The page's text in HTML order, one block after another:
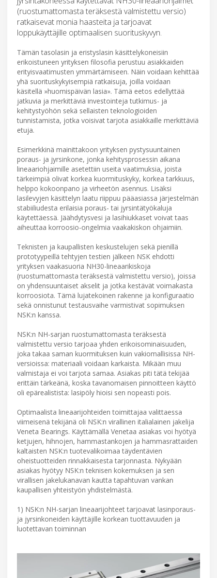
(ruostumattomasta teräksestä valmistettu versio)
ratkaisevat monia haasteita ja tarjoavat
loppukäyttäjille optimaalisen suorituskyvyn.
Tämän tasolasin ja eristyslasin käsittelykoneisiin
erikoistuneen yrityksen filosofia perustuu asiakkaiden
erityisvaatimusten ymmärtämiseen. Näin voidaan kehittää
yhä suorituskykyisempiä ratkaisuja, joilla voidaan
käsitellä »huomispäivän lasia». Tämä eetos edellyttää
jatkuvia ja merkittäviä investointeja tutkimus- ja
kehitystyöhön sekä sellaisten teknologioiden
tunnistamista, jotka voisivat tarjota asiakkaille merkittäviä
etuja.
Esimerkkinä mainittakoon yrityksen pystysuuntainen
poraus- ja jyrsinkone, jonka kehitysprosessin aikana
lineaariohjaimille asetettiin useita vaatimuksia, joista
tärkeimpiä olivat korkea kuormituskyky, korkea tarkkuus,
helppo kokoonpano ja virheetön asennus. Lisäksi
lasilevyjen käsittelyn laatu riippuu pääasiassa järjestelmän
stabiiliudesta erilaisia poraus- tai jyrsintätyökaluja
käytettäessä. Jäähdytysvesi ja lasihiukkaset voivat taas
aiheuttaa korroosio-ongelmia vaakakiskon ohjaimiin.
Teknisten ja kaupallisten keskustelujen sekä pienillä
prototyypeillä tehtyjen testien jälkeen NSK ehdotti
yrityksen vaakasuoria NH30-lineaarikiskoja
(ruostumattomasta teräksestä valmistettu versio), joissa
on yhdensuuntaiset akselit ja jotka kestävät voimakasta
korroosiota. Tämä lujatekoinen rakenne ja konfiguraatio
sekä onnistunut testausvaihe varmistivat sopimuksen
NSK:n kanssa.
NSK:n NH-sarjan ruostumattomasta teräksestä
valmistettu versio tarjoaa yhden erikoisominaisuuden,
joka takaa saman kuormituksen kuin vakiomallisissa NH-
versioissa: materiaali voidaan karkaista. Mikään muu
valmistaja ei voi tarjota samaa. Asiakas piti tätä tekijää
erittäin tärkeänä, koska tavanomaisen pinnoitteen käyttö
oli epärealistista: lasipöly hioisi sen nopeasti pois.
Optimaalista lineaarijohteiden toimittajaa valittaessa
viimeisenä tekijänä oli NSK:n virallinen italialainen jakelija
Veneta Bearings. Käyttämällä Venetaa asiakas voi hyötyä
ketjujen, hihnojen, hammastankojen ja hammasrattaiden
kaltaisten NSK:n tuotevalikoimaa täydentävien
oheistuotteiden rinnakkaisesta tarjonnasta. Nykyään
asiakas hyötyy NSK:n teknisen kokemuksen ja sen
virallisen jakelukanavan kautta tapahtuvan vankan
kaupallisen yhteistyön yhdistelmästä.
1) NSK:n NH-sarjan lineaarijohteet tarjoavat lasinporaus-
ja jyrsinkoneiden käyttäjille korkean tuottavuuden ja
luotettavan toiminnan